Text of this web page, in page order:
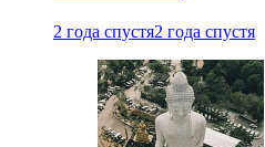
2 года спустя2 года спустя